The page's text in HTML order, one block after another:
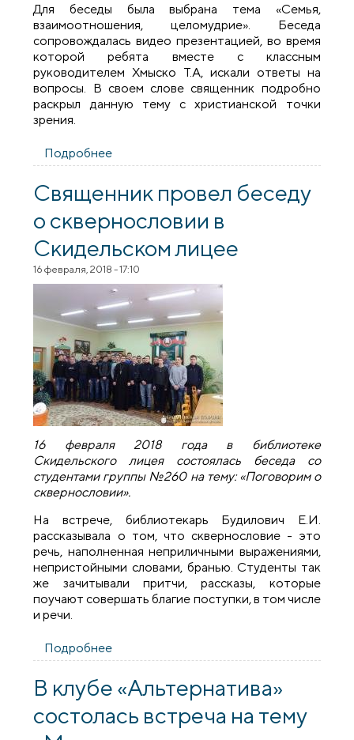
Для беседы была выбрана тема «Семья,
взаимоотношения, целомудрие». Беседа
сопровождалась видео презентацией, во время
которой ребята вместе с классным
руководителем Хмыско Т.А, искали ответы на
вопросы. В своем слове священник подробно
раскрыл данную тему с христианской точки
зрения.
Подробнее
провел беседу о семье с учащимися
Священник провел беседу
о сквернословии в
Скидельском лицее
16 февраля, 2018 - 17:10
16 февраля 2018 года в библиотеке
Скидельского лицея состоялась беседа со
студентами группы №260 на тему: «Поговорим о
сквернословии».
На встрече, библиотекарь Будилович Е.И.
рассказывала о том, что сквернословие - это
речь, наполненная неприличными выражениями,
непристойными словами, бранью. Студенты так
же зачитывали притчи, рассказы, которые
поучают совершать благие поступки, в том числе
и речи.
Подробнее
сквернословии в Скидельском лицее
​В клубе «Альтернатива»
состолась встреча на тему